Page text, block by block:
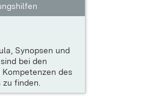
Synopsen und
sind bei den
des
finden.